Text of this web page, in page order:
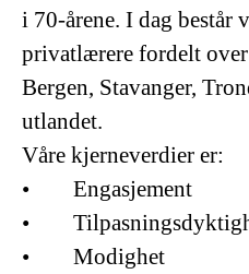
i 70-årene. I dag består
privatlærere fordelt
Bergen, Stavanger,
utlandet.
Våre kjerneverdier er:
• Engasjement
•
• Modighet